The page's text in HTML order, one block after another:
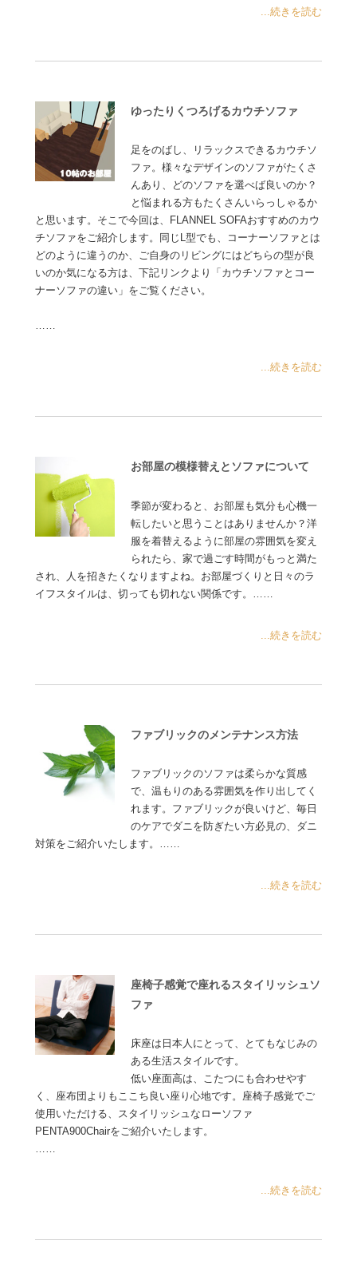
...続きを読む
ゆったりくつろげるカウチソファ
足をのばし、リラックスできるカウチソ
ファ。様々なデザインのソファがたくさ
んあり、どのソファを選べば良いのか？
と悩まれる方もたくさんいらっしゃるか
と思います。そこで今回は、FLANNEL SOFAおすすめのカウ
チソファをご紹介します。同じL型でも、コーナーソファとは
どのように違うのか、ご自身のリビングにはどちらの型が良
いのか気になる方は、下記リンクより「カウチソファとコー
ナーソファの違い」をご覧ください。
……
...続きを読む
お部屋の模様替えとソファについて
季節が変わると、お部屋も気分も心機一
転したいと思うことはありませんか？洋
服を着替えるように部屋の雰囲気を変え
られたら、家で過ごす時間がもっと満た
され、人を招きたくなりますよね。お部屋づくりと日々のラ
イフスタイルは、切っても切れない関係です。……
...続きを読む
ファブリックのメンテナンス方法
ファブリックのソファは柔らかな質感
で、温もりのある雰囲気を作り出してく
れます。ファブリックが良いけど、毎日
のケアでダニを防ぎたい方必見の、ダニ
対策をご紹介いたします。……
...続きを読む
座椅子感覚で座れるスタイリッシュソ
ファ
床座は日本人にとって、とてもなじみの
ある生活スタイルです。
低い座面高は、こたつにも合わせやす
く、座布団よりもここち良い座り心地です。座椅子感覚でご
使用いただける、スタイリッシュなローソファ
PENTA900Chairをご紹介いたします。
……
...続きを読む